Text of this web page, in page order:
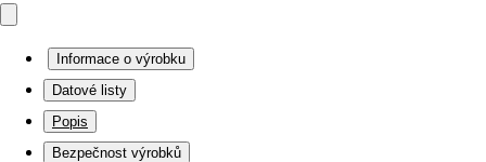
Informace o výrobku
Datové listy
Popis
Bezpečnost výrobků